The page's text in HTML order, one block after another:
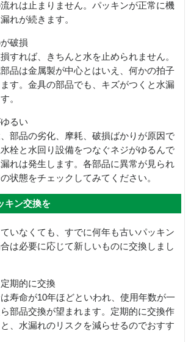
れは止まりません。パッキンが正常に機
れが続きます。
破損
すれば、きちんと水を止められません。
品は金属製が中心とはいえ、何かの拍子
す。金具の部品でも、キズがつくと水漏
。
るい
部品の劣化、摩耗、破損ばかりが原因で
栓と水回り設備をつなぐネジがゆるんで
れは発生します。各部品に異常が見られ
状態をチェックしてみてください。
キン交換を
いなくても、すでに何年も古いパッキン
は必要に応じて新しいものに交換しまし
期的に交換
寿命が10年ほどといわれ、使用年数が一
部品交換が望まれます。定期的に交換作
、水漏れのリスクを減らせるのでおすす